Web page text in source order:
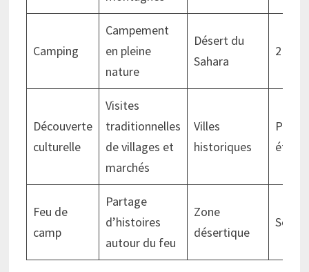
Camping
Campement
en pleine
nature
Désert du
Sahara
2
Découverte
culturelle
Visites
traditionnelles
de villages et
marchés
Villes
historiques
Feu de
camp
Partage
d’histoires
autour du feu
Zone
désertique
Soirée